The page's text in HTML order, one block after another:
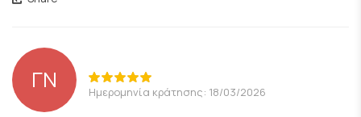
ΓΝ Ημερομηνία κράτησης: 18/03/2026